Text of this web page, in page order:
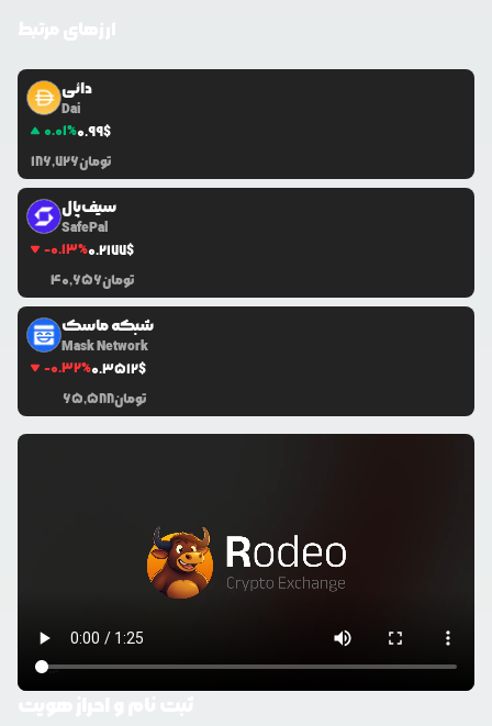
دائی
Dai
0.01%0.99$
186,726تومان
سیف‌پال
SafePal
-0.13%0.2177$
40,656تومان
شبکه ماسک
Mask Network
-0.32%0.3512$
65,588تومان